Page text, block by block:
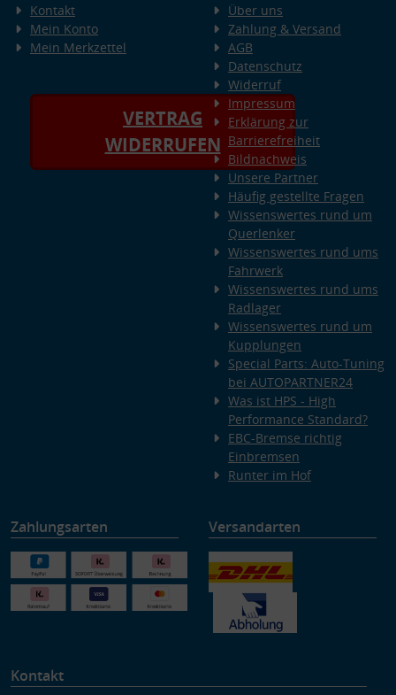
Kontakt
Mein Konto
Mein Merkzettel
VERTRAG
WIDERRUFEN
Über uns
Zahlung & Versand
AGB
Datenschutz
Widerruf
Impressum
Erklärung zur
Barrierefreiheit
Bildnachweis
Unsere Partner
Häufig gestellte Fragen
Wissenswertes rund um
Querlenker
Wissenswertes rund ums
Fahrwerk
Wissenswertes rund ums
Radlager
Wissenswertes rund um
Kupplungen
Special Parts: Auto-Tuning
bei AUTOPARTNER24
Was ist HPS - High
Performance Standard?
EBC-Bremse richtig
Einbremsen
Runter im Hof
Zahlungsarten Versandarten
Kontakt